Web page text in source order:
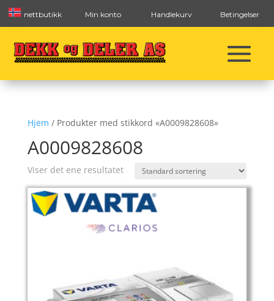
nettbutikk Min konto Handlekurv Betingelser
Hjem / Produkter med stikkord «A0009828608»
A0009828608
Viser det ene resultatet